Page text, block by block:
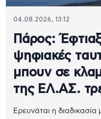
04.08.2026, 13:12
Πάρος:
ψηφιακές
μπουν σε
της ΕΛ.ΑΣ.
Ερευνάται η